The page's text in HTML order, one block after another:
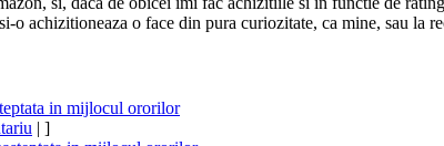
o achizitioneaza o face din pura curiozitate, ca mine, sau la
in mijlocul ororilor
| ]